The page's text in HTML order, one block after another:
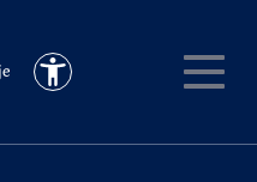
Pristupačnost